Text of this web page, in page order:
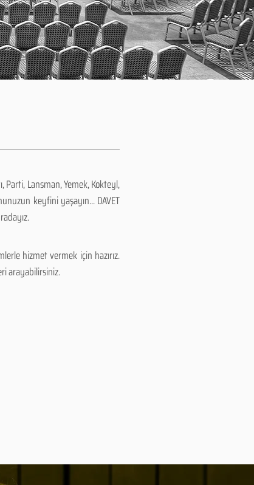
Parti, Lansman, Yemek, Kokteyl,
keyfini yaşayın... DAVET
hizmet vermek için hazırız.
arayabilirsiniz.